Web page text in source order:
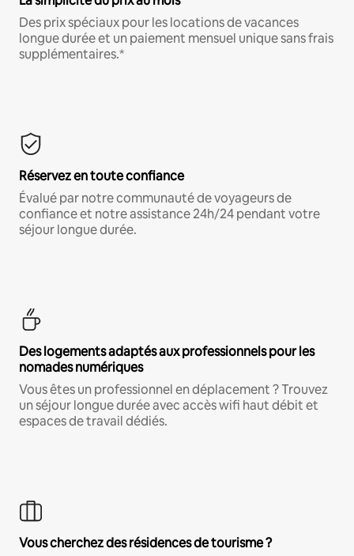
Des prix spéciaux pour les locations de vacances
longue durée et un paiement mensuel unique sans frais
supplémentaires.*
Réservez en toute confiance
Évalué par notre communauté de voyageurs de
confiance et notre assistance 24h/24 pendant votre
séjour longue durée.
Des logements adaptés aux professionnels pour les
nomades numériques
Vous êtes un professionnel en déplacement ? Trouvez
un séjour longue durée avec accès wifi haut débit et
espaces de travail dédiés.
Vous cherchez des résidences de tourisme ?